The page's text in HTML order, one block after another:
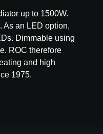
up to 1500W.
As an LED option,
Dimmable using
ROC therefore
and high
1975.